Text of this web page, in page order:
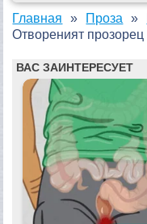
Главная Проза
Отвореният прозорец